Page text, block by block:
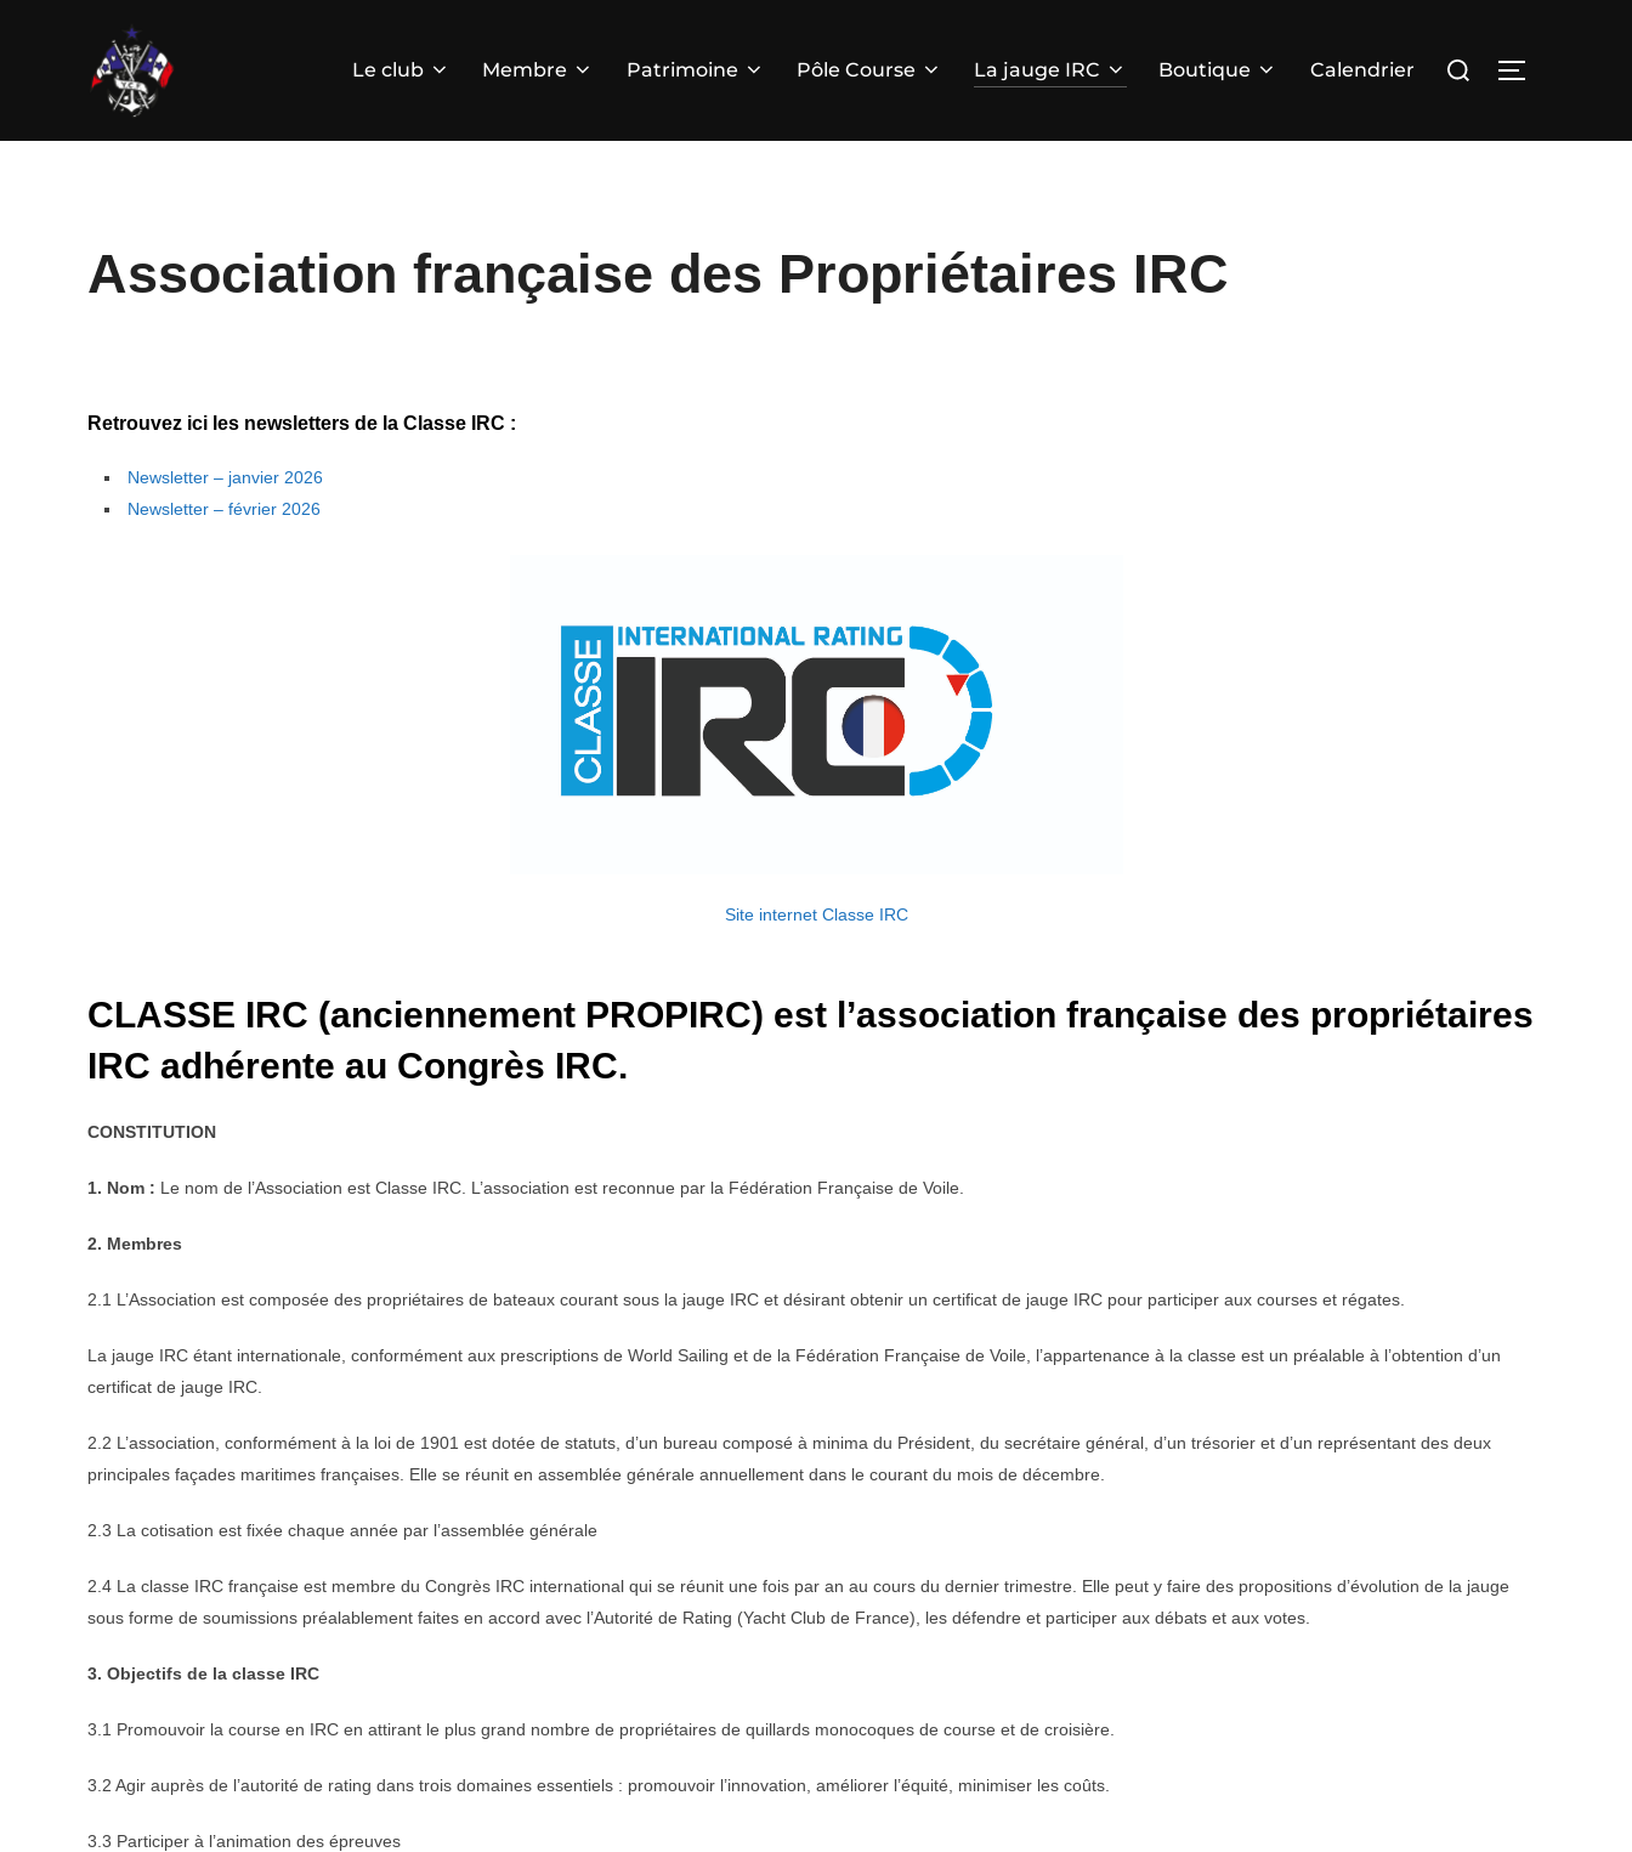
Le club Membre Patrimoine Pôle Course La jauge IRC Boutique Calendrier
PERMUTER
Association française des Propriétaires IRC
Retrouvez ici les newsletters de la Classe IRC :
Newsletter – janvier 2026
Newsletter – février 2026
Site internet Classe IRC
CLASSE IRC (anciennement PROPIRC) est l’association française des propriétaires
IRC adhérente au Congrès IRC.
CONSTITUTION
1. Nom : Le nom de l’Association est Classe IRC. L’association est reconnue par la Fédération Française de Voile.
2. Membres
2.1 L’Association est composée des propriétaires de bateaux courant sous la jauge IRC et désirant obtenir un certificat de jauge IRC pour participer aux courses et régates.
La jauge IRC étant internationale, conformément aux prescriptions de World Sailing et de la Fédération Française de Voile, l’appartenance à la classe est un préalable à l’obtention d’un
certificat de jauge IRC.
2.2 L’association, conformément à la loi de 1901 est dotée de statuts, d’un bureau composé à minima du Président, du secrétaire général, d’un trésorier et d’un représentant des deux
principales façades maritimes françaises. Elle se réunit en assemblée générale annuellement dans le courant du mois de décembre.
2.3 La cotisation est fixée chaque année par l’assemblée générale
2.4 La classe IRC française est membre du Congrès IRC international qui se réunit une fois par an au cours du dernier trimestre. Elle peut y faire des propositions d’évolution de la jauge
sous forme de soumissions préalablement faites en accord avec l’Autorité de Rating (Yacht Club de France), les défendre et participer aux débats et aux votes.
3. Objectifs de la classe IRC
3.1 Promouvoir la course en IRC en attirant le plus grand nombre de propriétaires de quillards monocoques de course et de croisière.
3.2 Agir auprès de l’autorité de rating dans trois domaines essentiels : promouvoir l’innovation, améliorer l’équité, minimiser les coûts.
3.3 Participer à l’animation des épreuves